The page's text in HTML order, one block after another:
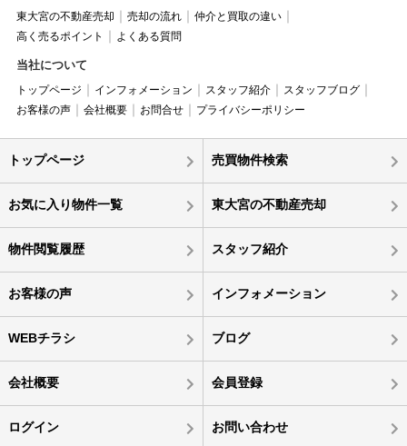
東大宮の不動産売却 売却の流れ
仲介と買取の違い
高く売るポイント
よくある質問
当社について
トップページ インフォメーション スタッフ紹介
スタッフブログ
お客様の声
会社概要 お問合せ プライバシーポリシー
トップページ 売買物件検索
お気に入り物件一覧 東大宮の不動産売却
物件閲覧履歴 スタッフ紹介
お客様の声 インフォメーション
WEBチラシ ブログ
会社概要 会員登録
ログイン お問い合わせ